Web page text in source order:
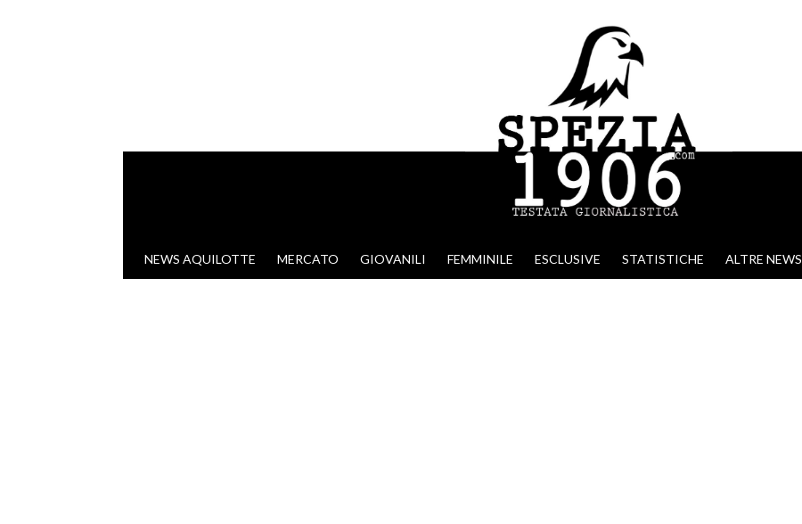
VAI AL CONTENUTO
NEWS AQUILOTTE MERCATO GIOVANILI FEMMINILE ESCLUSIVE STATISTICHE ALTRE NEWS